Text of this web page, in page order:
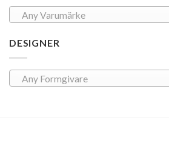
Any Varumärke
DESIGNER
Any Formgivare